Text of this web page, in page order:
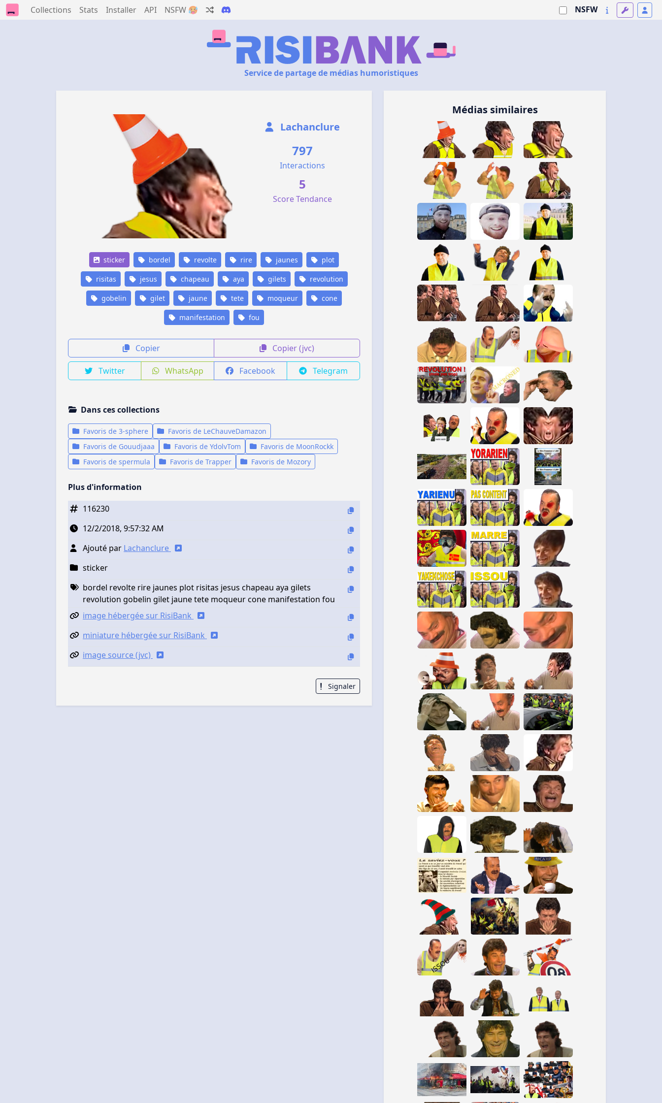
Collections Stats Installer API NSFW 🥵 NSFW
Service de partage de médias humoristiques
Lachanclure
797
Interactions
5
Score Tendance
sticker bordel revolte rire jaunes plot
risitas jesus chapeau aya gilets revolution
gobelin gilet jaune tete moqueur cone
manifestation fou
Copier Copier (jvc)
Twitter WhatsApp Facebook Telegram
Dans ces collections
Favoris de 3-sphere
Favoris de LeChauveDamazon
Favoris de Gouudjaaa
Favoris de YdolvTom
Favoris de MoonRockk
Favoris de spermula
Favoris de Trapper Favoris de Mozory
Plus d'information
116230
12/2/2018, 9:57:32 AM
Ajouté par Lachanclure
sticker
bordel revolte rire jaunes plot risitas jesus chapeau aya gilets
revolution gobelin gilet jaune tete moqueur cone manifestation fou
image hébergée sur RisiBank
miniature hébergée sur RisiBank
image source (jvc)
Signaler
Médias similaires